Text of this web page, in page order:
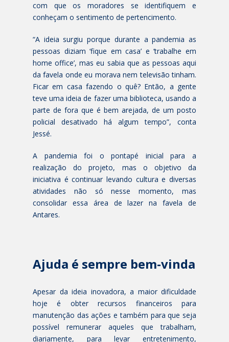
com que os moradores se identifiquem e
conheçam o sentimento de pertencimento.
“A ideia surgiu porque durante a pandemia as
pessoas diziam ‘fique em casa’ e ‘trabalhe em
home office’, mas eu sabia que as pessoas aqui
da favela onde eu morava nem televisão tinham.
Ficar em casa fazendo o quê? Então, a gente
teve uma ideia de fazer uma biblioteca, usando a
parte de fora que é bem arejada, de um posto
policial desativado há algum tempo”, conta
Jessé.
A pandemia foi o pontapé inicial para a
realização do projeto, mas o objetivo da
iniciativa é continuar levando cultura e diversas
atividades não só nesse momento, mas
consolidar essa área de lazer na favela de
Antares.
Ajuda é sempre bem-vinda
Apesar da ideia inovadora, a maior dificuldade
hoje é obter recursos financeiros para
manutenção das ações e também para que seja
possível remunerar aqueles que trabalham,
diariamente, para levar entretenimento,